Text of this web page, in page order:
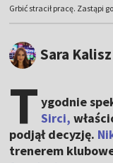
Grbić stracił pracę. Zastąpi
Sara Kalisz
T ygodnie
Sirci,
podjął decyzję.
trenerem